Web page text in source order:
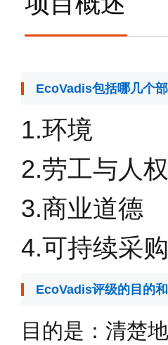
EcoVadis包括哪几个
1.环境
2.劳工与人权
3.商业道德
4.可持续采购
EcoVadis评级的目的
目的是：清楚